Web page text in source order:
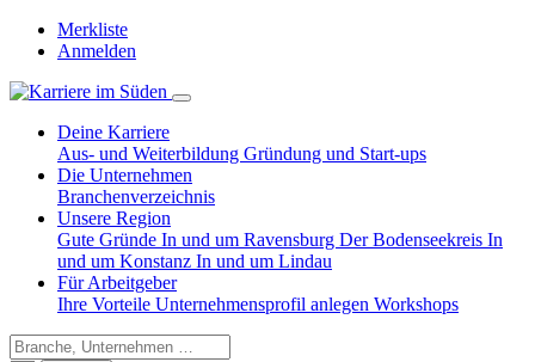
Merkliste
Anmelden
Deine Karriere
Aus- und Weiterbildung Gründung und Start-ups
Die Unternehmen
Branchenverzeichnis
Unsere Region
Gute Gründe In und um Ravensburg Der Bodenseekreis In
und um Konstanz In und um Lindau
Für Arbeitgeber
Ihre Vorteile Unternehmensprofil anlegen Workshops